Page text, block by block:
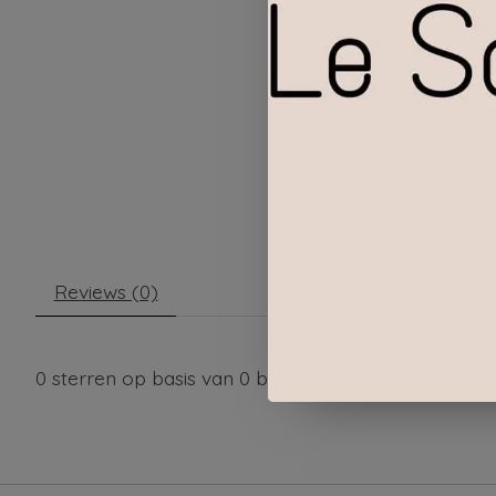
Reviews (0)
0 sterren op basis van 0 beoordelingen